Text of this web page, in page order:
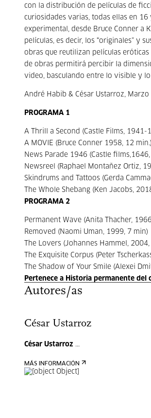
con la distribución de películas de
curiosidades varias, todas ellas en
experimental, desde Bruce Conner a
películas, es decir, los “originales” y
obras que reutilizan películas
de obras permitirá percibir la
video, basculando entre lo visible y
André Habib & César Ustarroz, Marzo
PROGRAMA 1
A Thrill a Second (Castle Films, 1941-
A MOVIE (Bruce Conner 1958, 12 min.)
News Parade 1946 (Castle
Newsreel (Raphael Montañez Ortiz,
Skindrums and Tattoos (Gerda
The Whole Shebang (Ken Jacobs,
PROGRAMA 2
Permanent Wave (Anita Thacher,
Removed (Naomi Uman, 1999, 7 min)
The Lovers (Johannes Hammel,
The Exquisite Corpus (Peter
The Shadow of Your Smile (Alexei
Pertenece a Historia permanente del
Autores/as
César Ustarroz
César Ustarroz ...
MÁS INFORMACIÓN